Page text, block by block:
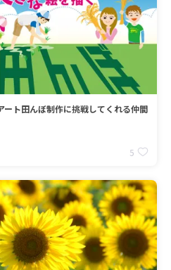
ート田んぼ制作に挑戦してくれる仲間
5